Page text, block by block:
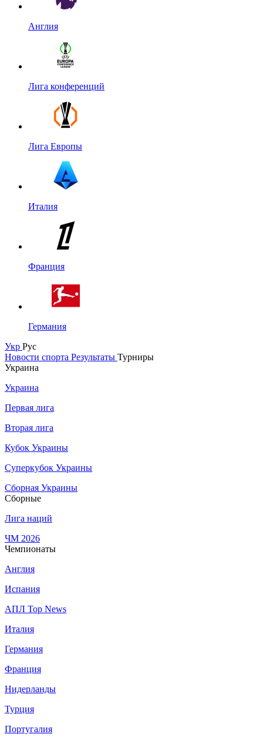
Англия
Лига конференций
Лига Европы
Италия
Франция
Германия
Укр Рус
Новости спорта Результаты Турниры
Украина
Украина
Первая лига
Вторая лига
Кубок Украины
Суперкубок Украины
Сборная Украины
Сборные
Лига наций
ЧМ 2026
Чемпионаты
Англия
Испания
АПЛ Top News
Италия
Германия
Франция
Нидерланды
Турция
Португалия